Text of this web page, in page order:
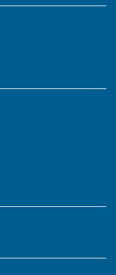
concepts
engine-unit as
waterway
S., Mante, M.;
units
16
B.,
„Development of
Engine-Unit as
Waterway